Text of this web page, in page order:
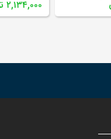
۲,۱۳۴,۰۰۰ تومان